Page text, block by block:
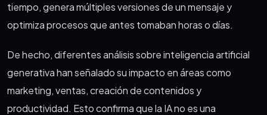
tiempo, genera múltiples versiones de un mensaje y
optimiza procesos que antes tomaban horas o días.
De hecho, diferentes análisis sobre inteligencia artificial
generativa han señalado su impacto en áreas como
marketing, ventas, creación de contenidos y
productividad. Esto confirma que la IA no es una